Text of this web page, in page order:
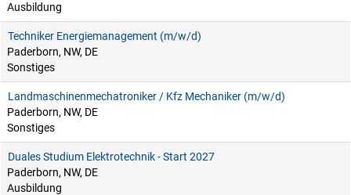
Ausbildung
Techniker Energiemanagement (m/w/d)
Paderborn, NW, DE
Sonstiges
Landmaschinenmechatroniker / Kfz Mechaniker (m/w/d)
Paderborn, NW, DE
Sonstiges
Duales Studium Elektrotechnik - Start 2027
Paderborn, NW, DE
Ausbildung